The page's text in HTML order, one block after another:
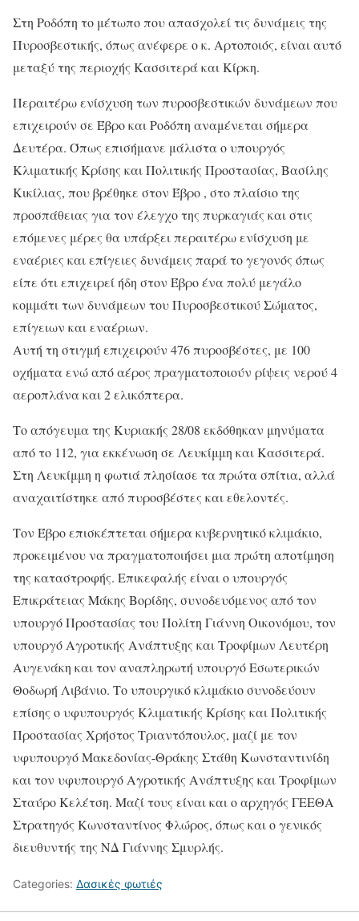
Στη Ροδόπη το μέτωπο που απασχολεί τις δυνάμεις της
Πυροσβεστικής, όπως ανέφερε ο κ. Αρτοποιός, είναι αυτό
μεταξύ της περιοχής Κασσιτερά και Κίρκη.
Περαιτέρω ενίσχυση των πυροσβεστικών δυνάμεων που
επιχειρούν σε Έβρο και Ροδόπη αναμένεται σήμερα
Δευτέρα. Όπως επισήμανε μάλιστα ο υπουργός
Κλιματικής Κρίσης και Πολιτικής Προστασίας, Βασίλης
Κικίλιας, που βρέθηκε στον Έβρο , στο πλαίσιο της
προσπάθειας για τον έλεγχο της πυρκαγιάς και στις
επόμενες μέρες θα υπάρξει περαιτέρω ενίσχυση με
εναέριες και επίγειες δυνάμεις παρά το γεγονός όπως
είπε ότι επιχειρεί ήδη στον Έβρο ένα πολύ μεγάλο
κομμάτι των δυνάμεων του Πυροσβεστικού Σώματος,
επίγειων και εναέριων.
Αυτή τη στιγμή επιχειρούν 476 πυροσβέστες, με 100
οχήματα ενώ από αέρος πραγματοποιούν ρίψεις νερού 4
αεροπλάνα και 2 ελικόπτερα.
Το απόγευμα της Κυριακής 28/08 εκδόθηκαν μηνύματα
από το 112, για εκκένωση σε Λευκίμμη και Κασσιτερά.
Στη Λευκίμμη η φωτιά πλησίασε τα πρώτα σπίτια, αλλά
αναχαιτίστηκε από πυροσβέστες και εθελοντές.
Τον Έβρο επισκέπτεται σήμερα κυβερνητικό κλιμάκιο,
προκειμένου να πραγματοποιήσει μια πρώτη αποτίμηση
της καταστροφής. Επικεφαλής είναι ο υπουργός
Επικράτειας Μάκης Βορίδης, συνοδευόμενος από τον
υπουργό Προστασίας του Πολίτη Γιάννη Οικονόμου, τον
υπουργό Αγροτικής Ανάπτυξης και Τροφίμων Λευτέρη
Αυγενάκη και τον αναπληρωτή υπουργό Εσωτερικών
Θοδωρή Λιβάνιο. Το υπουργικό κλιμάκιο συνοδεύουν
επίσης ο υφυπουργός Κλιματικής Κρίσης και Πολιτικής
Προστασίας Χρήστος Τριαντόπουλος, μαζί με τον
υφυπουργό Μακεδονίας-Θράκης Στάθη Κωνσταντινίδη
και τον υφυπουργό Αγροτικής Ανάπτυξης και Τροφίμων
Σταύρο Κελέτση. Μαζί τους είναι και ο αρχηγός ΓΕΕΘΑ
Στρατηγός Κωνσταντίνος Φλώρος, όπως και ο γενικός
διευθυντής της ΝΔ Γιάννης Σμυρλής.
Categories: Δασικές φωτιές